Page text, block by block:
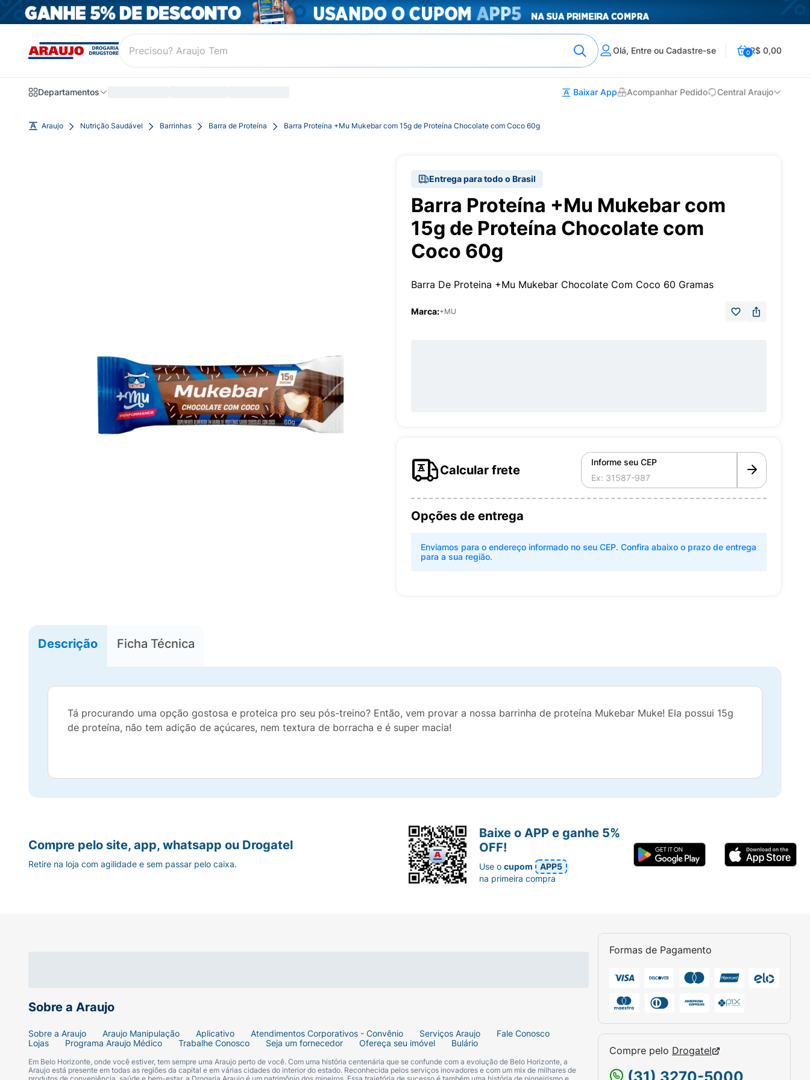
Olá, Entre ou Cadastre-se 0R$ 0,00
Departamentos Baixar App Acompanhar Pedido Central Araujo
Araujo Nutrição Saudável Barrinhas Barra de Proteína Barra Proteína +Mu Mukebar com 15g de Proteína Chocolate com Coco 60g
Entrega para todo o Brasil
Barra Proteína +Mu Mukebar com
15g de Proteína Chocolate com
Coco 60g
Barra De Proteina +Mu Mukebar Chocolate Com Coco 60 Gramas
Marca:+MU
Calcular frete
Informe seu CEP
Opções de entrega
Enviamos para o endereço informado no seu CEP. Confira abaixo o prazo de entrega
para a sua região.
Descrição Ficha Técnica
Tá procurando uma opção gostosa e proteica pro seu pós-treino? Então, vem provar a nossa barrinha de proteína Mukebar Muke! Ela possui 15g
de proteína, não tem adição de açúcares, nem textura de borracha e é super macia!
Sobre a Araujo
Sobre a Araujo Araujo Manipulação Aplicativo Atendimentos Corporativos - Convênio Serviços Araujo
Fale Conosco
Lojas
Programa Araujo Médico Trabalhe Conosco Seja um fornecedor Ofereça seu imóvel Bulário
Em Belo Horizonte, onde você estiver, tem sempre uma Araujo perto de você. Com uma história centenária que se confunde com a evolução de Belo Horizonte, a
Araujo está presente em todas as regiões da capital e em várias cidades do interior do estado. Reconhecida pelos serviços inovadores e com um mix de milhares de
Formas de Pagamento
Compre pelo Drogatel
Compre pelo site, app, whatsapp ou Drogatel
Retire na loja com agilidade e sem passar pelo caixa.
Baixe o APP e ganhe 5%
OFF!
Use ocupom
APP5
na primeira compra